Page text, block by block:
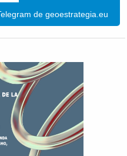
de geoestrategia.eu